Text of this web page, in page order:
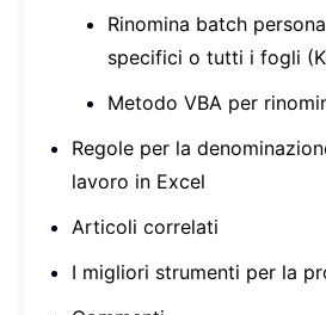
Rinomina batch
specifici o tutti i fogli
Metodo VBA per
Regole per la
lavoro in Excel
Articoli correlati
I migliori strumenti per la